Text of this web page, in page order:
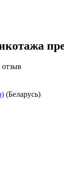
(Беларусь)